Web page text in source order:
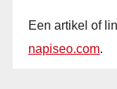
Een artikel of
napiseo.com.